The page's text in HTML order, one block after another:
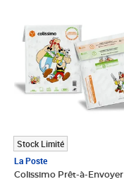
Stock Limité
La Poste
Colissimo Prêt-à-Envoyer